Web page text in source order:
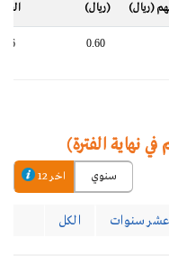
(ريال)
(ريال)
0.60
نهاية الفترة)
اخر 12 سنوي
عشر سنوات الكل